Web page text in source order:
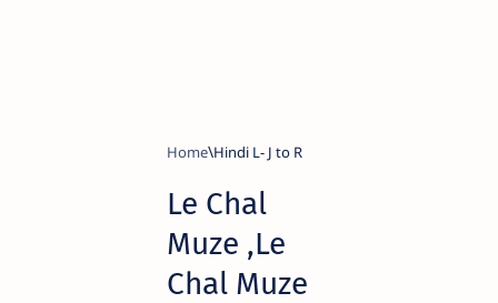
Home Hindi L- J to R
Le Chal
Muze ,Le
Chal Muze